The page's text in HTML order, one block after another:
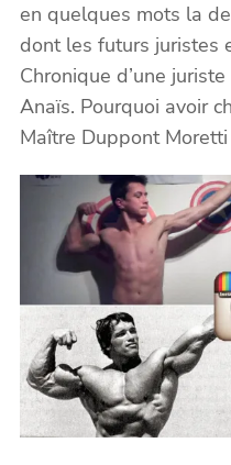
en quelques mots la
dont les futurs juristes
Chronique d’une
Anaïs. Pourquoi avoir
Maître Duppont